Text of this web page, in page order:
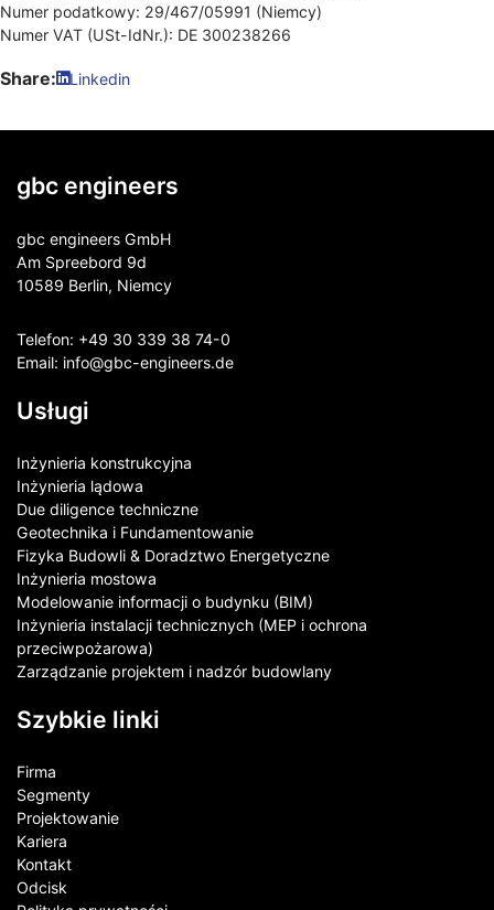
Numer podatkowy: 29/467/05991 (Niemcy)
Numer VAT (USt-IdNr.): DE 300238266
Share: Linkedin
gbc engineers
gbc engineers GmbH
Am Spreebord 9d
10589 Berlin, Niemcy
Telefon: +49 30 339 38 74-0
Email: info@gbc-engineers.de
Usługi
Inżynieria konstrukcyjna
Inżynieria lądowa
Due diligence techniczne
Geotechnika i Fundamentowanie
Fizyka Budowli & Doradztwo Energetyczne
Inżynieria mostowa
Modelowanie informacji o budynku (BIM)
Inżynieria instalacji technicznych (MEP i ochrona
przeciwpożarowa)
Zarządzanie projektem i nadzór budowlany
Szybkie linki
Firma
Segmenty
Projektowanie
Kariera
Kontakt​
Odcisk